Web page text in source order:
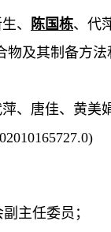
、 陈国栋、代
物及其制备方法
、唐佳、黄美
主任委员；